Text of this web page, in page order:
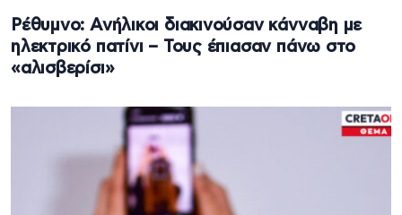
Ρέθυμνο: Ανήλικοι διακινούσαν κάνναβη με
ηλεκτρικό πατίνι – Τους έπιασαν πάνω στο
«αλισβερίσι»